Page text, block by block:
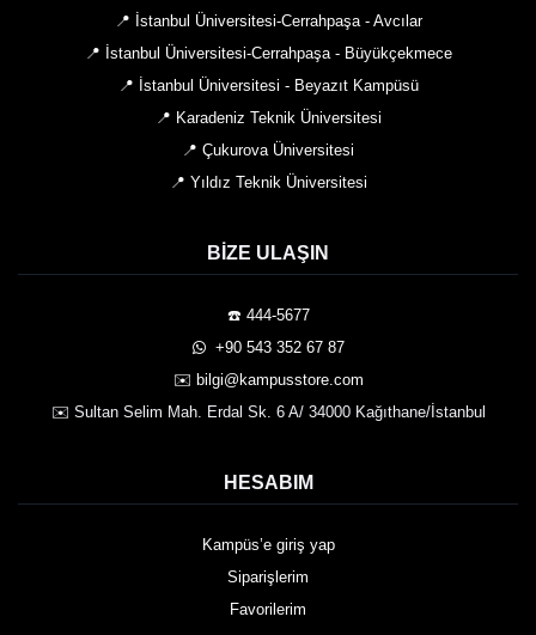
📍 İstanbul Üniversitesi-Cerrahpaşa - Avcılar
📍 İstanbul Üniversitesi-Cerrahpaşa - Büyükçekmece
📍 İstanbul Üniversitesi - Beyazıt Kampüsü
📍 Karadeniz Teknik Üniversitesi
📍 Çukurova Üniversitesi
📍 Yıldız Teknik Üniversitesi
BIZE ULAŞIN
☎️ 444-5677
️ +90 543 352 67 87
✉️ bilgi@kampusstore.com
✉️ Sultan Selim Mah. Erdal Sk. 6 A/ 34000 Kağıthane/İstanbul
HESABIM
Kampüs’e giriş yap
Siparişlerim
Favorilerim